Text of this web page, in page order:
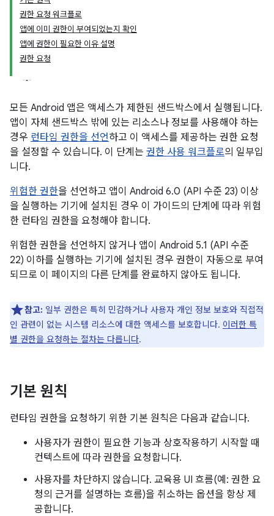
권한 요청 워크플로
앱에 이미 권한이 부여되었는지 확인
앱에 권한이 필요한 이유 설명
권한 요청
모든 Android 앱은 액세스가 제한된 샌드박스에서 실행됩니다.
앱이 자체 샌드박스 밖에 있는 리소스나 정보를 사용해야 하는
경우 런타임 권한을 선언하고 이 액세스를 제공하는 권한 요청
을 설정할 수 있습니다. 이 단계는 권한 사용 워크플로의 일부입
니다.
위험한 권한을 선언하고 앱이 Android 6.0 (API 수준 23) 이상
을 실행하는 기기에 설치된 경우 이 가이드의 단계에 따라 위험
한 런타임 권한을 요청해야 합니다.
위험한 권한을 선언하지 않거나 앱이 Android 5.1 (API 수준
22) 이하를 실행하는 기기에 설치된 경우 권한이 자동으로 부여
되므로 이 페이지의 다른 단계를 완료하지 않아도 됩니다.
참고: 일부 권한은 특히 민감하거나 사용자 개인 정보 보호와 직접적
인 관련이 없는 시스템 리소스에 대한 액세스를 보호합니다. 이러한 특
별 권한을 요청하는 절차는 다릅니다.
기본 원칙
런타임 권한을 요청하기 위한 기본 원칙은 다음과 같습니다.
사용자가 권한이 필요한 기능과 상호작용하기 시작할 때
컨텍스트에 따라 권한을 요청합니다.
사용자를 차단하지 않습니다. 교육용 UI 흐름(예: 권한 요
청의 근거를 설명하는 흐름)을 취소하는 옵션을 항상 제
공합니다.